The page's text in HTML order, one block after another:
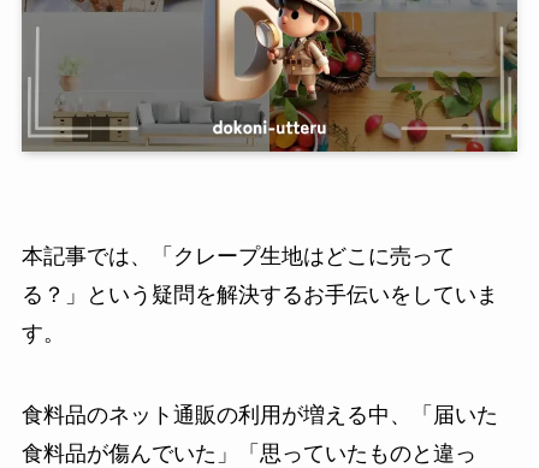
本記事では、「クレープ生地はどこに売って
る？」という疑問を解決するお手伝いをしていま
す。
食料品のネット通販の利用が増える中、「届いた
食料品が傷んでいた」「思っていたものと違っ